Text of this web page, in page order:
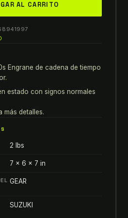
AL CARRITO
Engrane de cadena de tiempo
estado con signos normales
más detalles.
2 lbs
7 × 6 × 7 in
GEAR
SUZUKI